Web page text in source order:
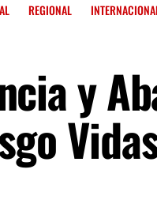
REGIONAL
y